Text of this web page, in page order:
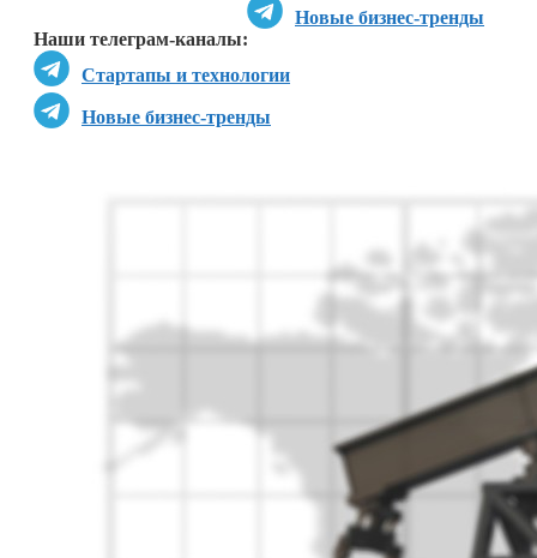
Новые бизнес-тренды
Наши телеграм-каналы:
Стартапы и технологии
Новые бизнес-тренды